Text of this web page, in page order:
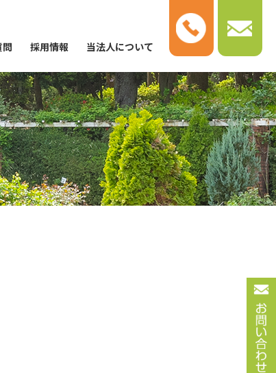
採用情報 当法人について